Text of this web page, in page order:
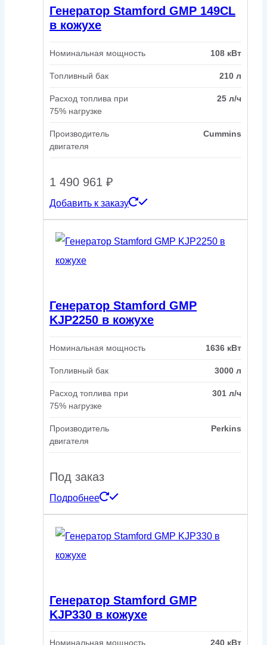
Генератор Stamford GMP 149CL
в кожухе
Номинальная мощность 108 кВт
Топливный бак 210 л
Расход топлива при
75% нагрузке
25 л/ч
Производитель
двигателя
Cummins
1 490 961 ₽
Добавить к заказу
Генератор Stamford GMP
KJP2250 в кожухе
Номинальная мощность 1636 кВт
Топливный бак 3000 л
Расход топлива при
75% нагрузке
301 л/ч
Производитель
двигателя
Perkins
Под заказ
Подробнее
Генератор Stamford GMP
KJP330 в кожухе
Номинальная мощность 240 кВт